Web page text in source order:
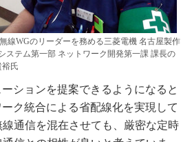
線WGのリーダーを務める三菱電機 名古屋製作
ステム第一部 ネットワーク開発第一課 課長の
裕氏
ションを提案できるようになると
ク統合による省配線化を実現して
通信を混在させても、厳密な定時